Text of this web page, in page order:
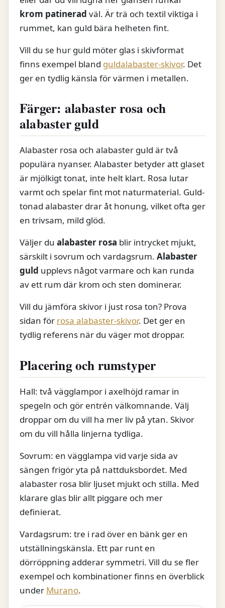
krom patinerad väl. Är trä och textil viktiga i
rummet, kan guld bära helheten fint.
Vill du se hur guld möter glas i skivformat
finns exempel bland guldalabaster-skivor. Det
ger en tydlig känsla för värmen i metallen.
Färger: alabaster rosa och
alabaster guld
Alabaster rosa och alabaster guld är två
populära nyanser. Alabaster betyder att glaset
är mjölkigt tonat, inte helt klart. Rosa lutar
varmt och spelar fint mot naturmaterial. Guld-
tonad alabaster drar åt honung, vilket ofta ger
en trivsam, mild glöd.
Väljer du alabaster rosa blir intrycket mjukt,
särskilt i sovrum och vardagsrum. Alabaster
guld upplevs något varmare och kan runda
av ett rum där krom och sten dominerar.
Vill du jämföra skivor i just rosa ton? Prova
sidan för rosa alabaster-skivor. Det ger en
tydlig referens när du väger mot droppar.
Placering och rumstyper
Hall: två vägglampor i axelhöjd ramar in
spegeln och gör entrén välkomnande. Välj
droppar om du vill ha mer liv på ytan. Skivor
om du vill hålla linjerna tydliga.
Sovrum: en vägglampa vid varje sida av
sängen frigör yta på nattduksbordet. Med
alabaster rosa blir ljuset mjukt och stilla. Med
klarare glas blir allt piggare och mer
definierat.
Vardagsrum: tre i rad över en bänk ger en
utställningskänsla. Ett par runt en
dörröppning adderar symmetri. Vill du se fler
exempel och kombinationer finns en överblick
under Murano.